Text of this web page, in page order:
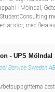
i Mölndal,
är stor, med flera
- UPS Mölndal
Service Sweden AB